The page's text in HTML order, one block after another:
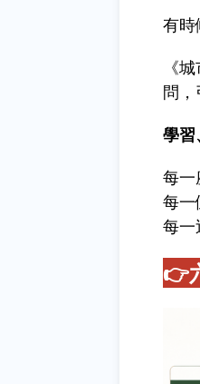
有時
《
問，
學習
每一
每一
每一
👉